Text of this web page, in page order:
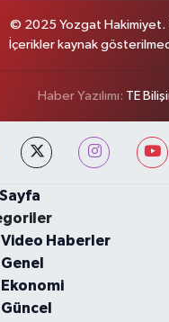
© 2025 Yozgat Hakimiyet.
İçerikler kaynak
Haber Yazılımı: TE
Video Haberler
Genel
Ekonomi
Güncel